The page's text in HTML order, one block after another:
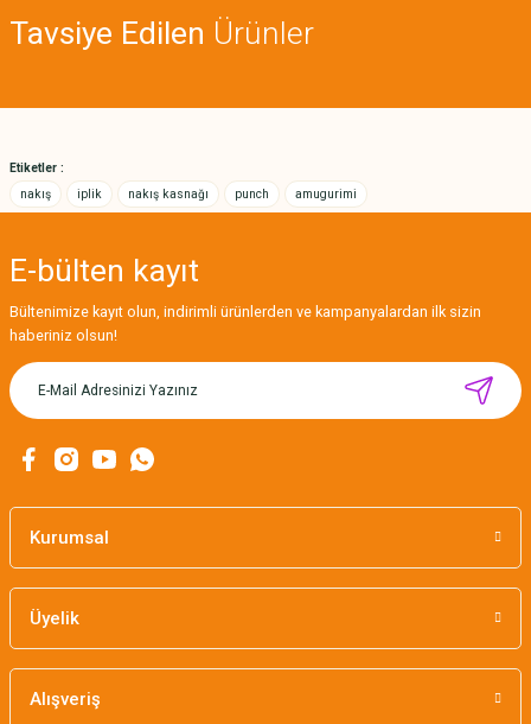
Ürün açıklamasında eksik bilgiler bulunuyor.
Tavsiye Edilen Ürünler
CÂLIN İŞLENEBİLİR HEDİYE KARTLARI / 12'Lİ
169,00 TL
Etiketler :
nakış
iplik nakış kasnağı punch amugurimi
E-bülten kayıt
Bültenimize kayıt olun, indirimli ürünlerden ve kampanyalardan ilk sizin
haberiniz olsun!
Kurumsal
Üyelik
Alışveriş